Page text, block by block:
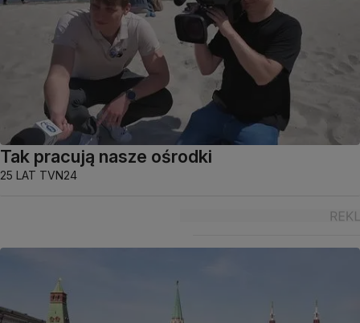
Tak pracują nasze ośrodki
25 LAT TVN24